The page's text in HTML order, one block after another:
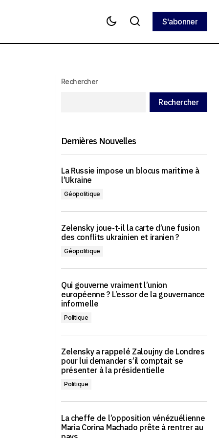
S'abonner
Rechercher
Rechercher
Dernières Nouvelles
La Russie impose un blocus maritime à
l’Ukraine
Géopolitique
Zelensky joue-t-il la carte d’une fusion
des conflits ukrainien et iranien ?
Géopolitique
Qui gouverne vraiment l’union
européenne ? L’essor de la gouvernance
informelle
Politique
Zelensky a rappelé Zaloujny de Londres
pour lui demander s’il comptait se
présenter à la présidentielle
Politique
La cheffe de l’opposition vénézuélienne
Maria Corina Machado prête à rentrer au